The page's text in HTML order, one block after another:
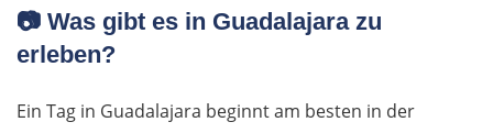
📷 Was gibt es in Guadalajara zu
erleben?
Ein Tag in Guadalajara beginnt am besten in der